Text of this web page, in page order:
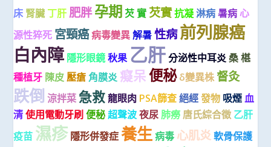
床 腎臟 丁肝 肥胖孕期 芡 實 芡實抗凝 淋病 暑病 心
源性猝死 宮頸癌病毒變異 解暑 性病前列腺癌
白內障 隱形眼鏡秋果 乙肝 分泌性中耳炎 桑 椹
種植牙 陳皮 壓瘡 角膜炎 癡呆 便秘 δ變異株 督灸
跌倒 涼拌菜 急救 龍眼肉 PSA篩查 絕經 發物 吸煙 血
清 使用電動牙刷 便秘 超聲波 夜尿 肺癆 唐氏綜合徵 乙肝
疫苗 濕疹 隱形併發症 養生 病毒 心肌炎 軟骨保護